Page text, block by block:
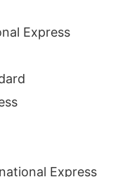
Express
Express